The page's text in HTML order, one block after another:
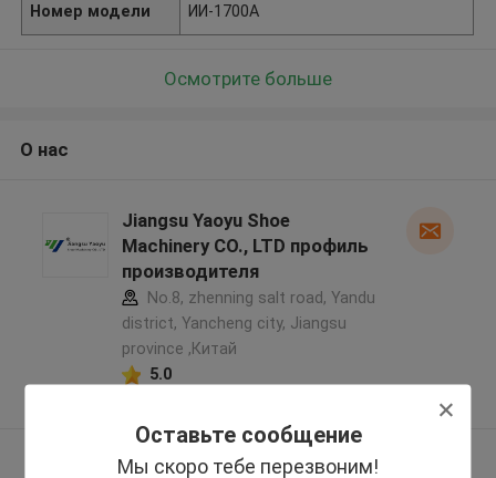
Оставьте сообщение
Мы скоро тебе перезвоним!
Номер модели ИИ-1700А
Осмотрите больше
О нас
Jiangsu Yaoyu Shoe
Machinery CO., LTD профиль
производителя
No.8, zhenning salt road, Yandu
district, Yancheng city, Jiangsu
province ,Китай
5.0
поставщик
Осмотрите больше